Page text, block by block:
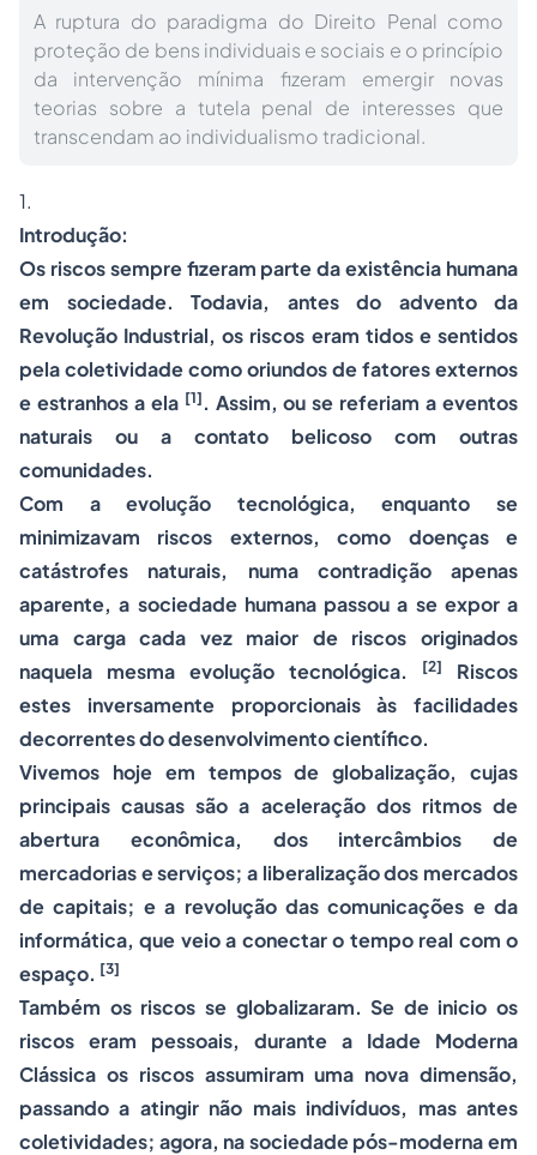
A ruptura do paradigma do Direito Penal como
proteção de bens individuais e sociais e o princípio
da intervenção mínima fizeram emergir novas
teorias sobre a tutela penal de interesses que
transcendam ao individualismo tradicional.
1.
Introdução:
Os riscos sempre fizeram parte da existência humana
em sociedade. Todavia, antes do advento da
Revolução Industrial, os riscos eram tidos e sentidos
pela coletividade como oriundos de fatores externos
e estranhos a ela [1] . Assim, ou se referiam a eventos
naturais ou a contato belicoso com outras
comunidades.
Com a evolução tecnológica, enquanto se
minimizavam riscos externos, como doenças e
catástrofes naturais, numa contradição apenas
aparente, a sociedade humana passou a se expor a
uma carga cada vez maior de riscos originados
naquela mesma evolução tecnológica.
[2]
Riscos
estes inversamente proporcionais às facilidades
decorrentes do desenvolvimento científico.
Vivemos hoje em tempos de globalização, cujas
principais causas são a aceleração dos ritmos de
abertura econômica, dos intercâmbios de
mercadorias e serviços; a liberalização dos mercados
de capitais; e a revolução das comunicações e da
informática, que veio a conectar o tempo real com o
espaço. [3]
Também os riscos se globalizaram. Se de inicio os
riscos eram pessoais, durante a Idade Moderna
Clássica os riscos assumiram uma nova dimensão,
passando a atingir não mais indivíduos, mas antes
coletividades; agora, na sociedade pós-moderna em